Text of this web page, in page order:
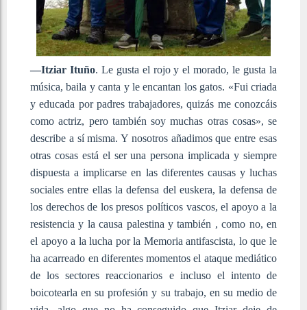
—Itziar Ituño. Le gusta el rojo y el morado, le gusta la
música, baila y canta y le encantan los gatos. «Fui criada
y educada por padres trabajadores, quizás me conozcáis
como actriz, pero también soy muchas otras cosas», se
describe a sí misma. Y nosotros añadimos que entre esas
otras cosas está el ser una persona implicada y siempre
dispuesta a implicarse en las diferentes causas y luchas
sociales entre ellas la defensa del euskera, la defensa de
los derechos de los presos políticos vascos, el apoyo a la
resistencia y la causa palestina y también , como no, en
el apoyo a la lucha por la Memoria antifascista, lo que le
ha acarreado en diferentes momentos el ataque mediático
de los sectores reaccionarios e incluso el intento de
boicotearla en su profesión y su trabajo, en su medio de